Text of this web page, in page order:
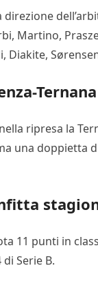
direzione
Martino,
ripresa la
una doppietta
11 punti in
Serie B.